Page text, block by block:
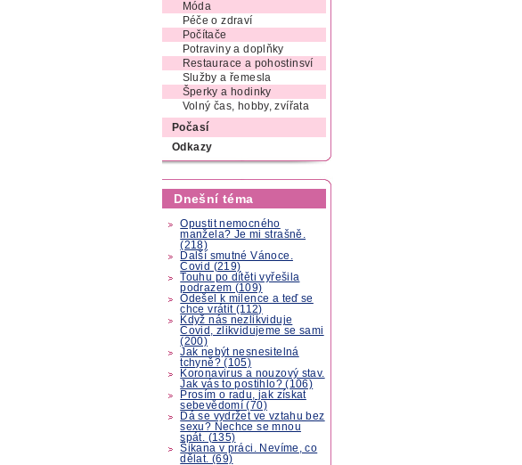
Móda
Péče o zdraví
Počítače
Potraviny a doplňky
Restaurace a pohostinsví
Služby a řemesla
Šperky a hodinky
Volný čas, hobby, zvířata
Počasí
Odkazy
Dnešní téma
Opustit nemocného
manžela? Je mi strašně.
(218)
Další smutné Vánoce.
Covid (219)
Touhu po dítěti vyřešila
podrazem (109)
Odešel k milence a teď se
chce vrátit (112)
Když nás nezlikviduje
Covid, zlikvidujeme se sami
(200)
Jak nebýt nesnesitelná
tchyně? (105)
Koronavirus a nouzový stav.
Jak vás to postihlo? (106)
Prosím o radu, jak získat
sebevědomí (70)
Dá se vydržet ve vztahu bez
sexu? Nechce se mnou
spát. (135)
Šikana v práci. Nevíme, co
dělat. (69)